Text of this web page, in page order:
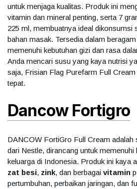
untuk menjaga kualitas. Produk ini
vitamin dan mineral penting, serta 7
225 ml, membuatnya ideal dikonsumsi
bahan masak. Tersedia dalam
memenuhi kebutuhan gizi dan rasa
Anda mencari susu yang kaya nutrisi
saja, Frisian Flag Purefarm Full Cream
tepat.
Dancow Fortigro
DANCOW FortiGro Full Cream adalah
dari Nestle, dirancang untuk memenuhi
keluarga di Indonesia. Produk ini kaya
zat besi, zink, dan berbagai vitamin
pertumbuhan, perbaikan jaringan, dan